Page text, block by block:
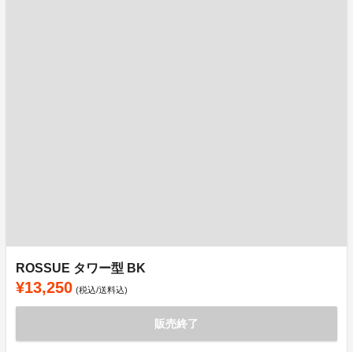
ROSSUE タワー型 BK
¥13,250 (税込/送料込)
販売終了